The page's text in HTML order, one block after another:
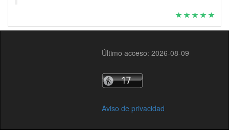
Último acceso: 2026-08-09
Aviso de privacidad